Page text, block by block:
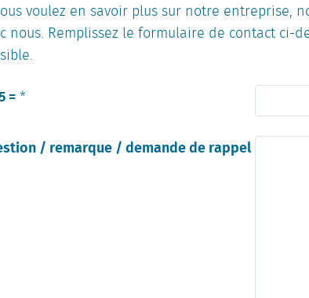
voulez en savoir plus sur notre entreprise,
nous. Remplissez le formulaire de contact ci-
=*
/ remarque / demande de rappel